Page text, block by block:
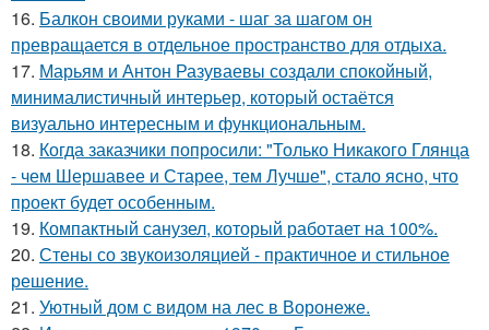
16. Балкон своими руками - шаг за шагом он
превращается в отдельное пространство для отдыха.
17. Марьям и Антон Разуваевы создали спокойный,
минималистичный интерьер, который остаётся
визуально интересным и функциональным.
18. Когда заказчики попросили: "Только Никакого Глянца
- чем Шершавее и Старее, тем Лучше", стало ясно, что
проект будет особенным.
19. Компактный санузел, который работает на 100%.
20. Стены со звукоизоляцией - практичное и стильное
решение.
21. Уютный дом с видом на лес в Воронеже.